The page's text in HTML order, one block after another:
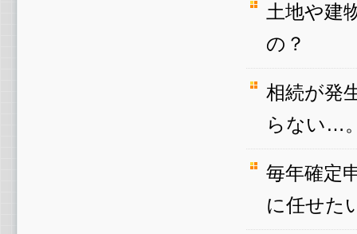
土地や建
の？
相続が発
らない
毎年確定
に任せた